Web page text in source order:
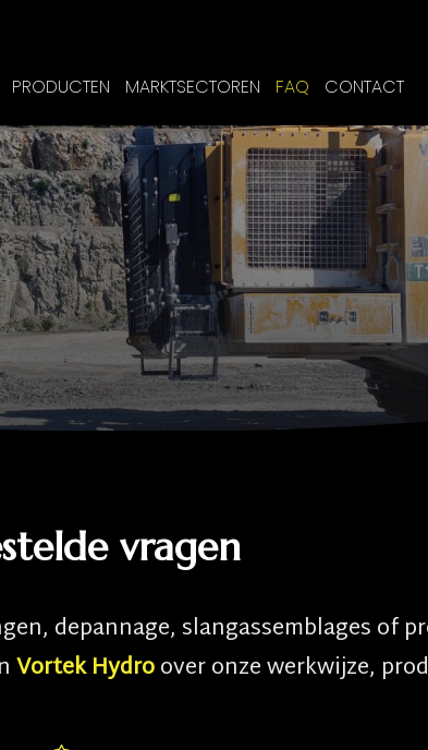
PRODUCTEN MARKTSECTOREN FAQ CONTACT
vragen
depannage, slangassemblages of
Vortek Hydroover onze werkwijze,